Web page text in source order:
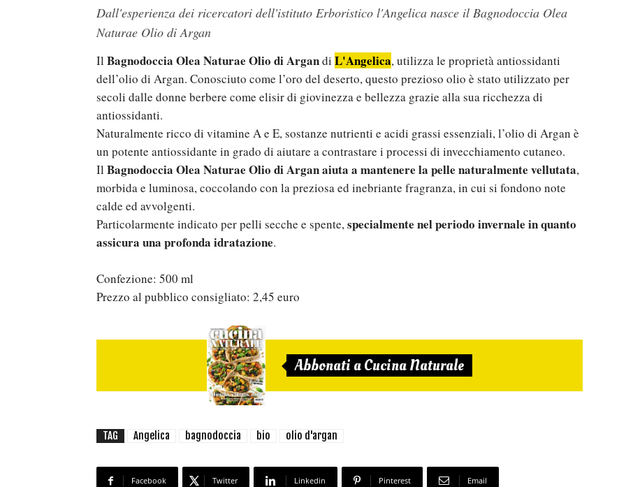
Dall'esperienza dei ricercatori dell'istituto Erboristico l'Angelica nasce il Bagnodoccia Olea
Naturae Olio di Argan
Il Bagnodoccia Olea Naturae Olio di Argandi L'Angelica, utilizza le proprietà antiossidanti
dell’olio di Argan. Conosciuto come l’oro del deserto, questo prezioso olio è stato utilizzato per
secoli dalle donne berbere come elisir di giovinezza e bellezza grazie alla sua ricchezza di
antiossidanti.
Naturalmente ricco di vitamine A e E, sostanze nutrienti e acidi grassi essenziali, l’olio di Argan è
un potente antiossidante in grado di aiutare a contrastare i processi di invecchiamento cutaneo.
Il Bagnodoccia Olea Naturae Olio di Argan aiuta a mantenere la pelle naturalmente vellutata,
morbida e luminosa, coccolando con la preziosa ed inebriante fragranza, in cui si fondono note
calde ed avvolgenti.
Particolarmente indicato per pelli secche e spente,specialmente nel periodo invernale in quanto
assicura una profonda idratazione.
Confezione: 500 ml
Prezzo al pubblico consigliato: 2,45 euro
Abbonati a Cucina Naturale
TAG Angelica bagnodoccia bio olio d'argan
Facebook Twitter Linkedin Pinterest Email